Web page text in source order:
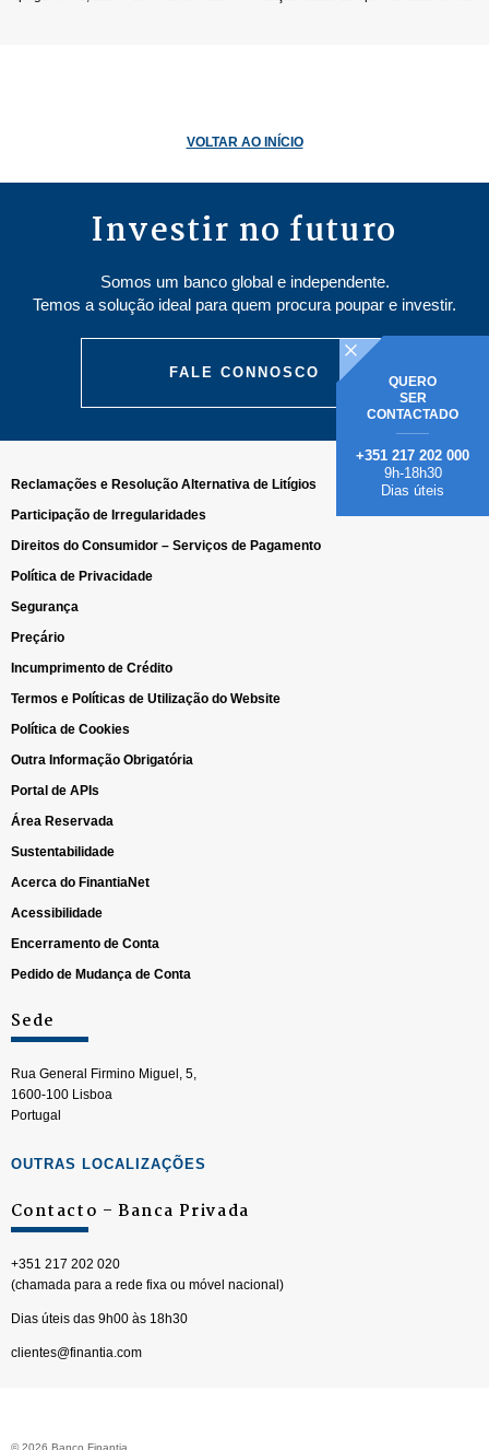
VOLTAR AO INÍCIO
Investir no futuro
Somos um banco global e independente.
Temos a solução ideal para quem procura poupar e investir.
FALE CONNOSCO
QUERO
SER
CONTACTADO
+351 217 202 000
9h-18h30
Dias úteis
Reclamações e Resolução Alternativa de Litígios
Participação de Irregularidades
Direitos do Consumidor – Serviços de Pagamento
Política de Privacidade
Segurança
Preçário
Incumprimento de Crédito
Termos e Políticas de Utilização do Website
Política de Cookies
Outra Informação Obrigatória
Portal de APIs
Área Reservada
Sustentabilidade
Acerca do FinantiaNet
Acessibilidade
Encerramento de Conta
Pedido de Mudança de Conta
Sede
Rua General Firmino Miguel, 5,
1600-100 Lisboa
Portugal
OUTRAS LOCALIZAÇÕES
Contacto – Banca Privada
+351 217 202 020
(chamada para a rede fixa ou móvel nacional)
Dias úteis das 9h00 às 18h30
clientes@finantia.com
© 2026 Banco Finantia